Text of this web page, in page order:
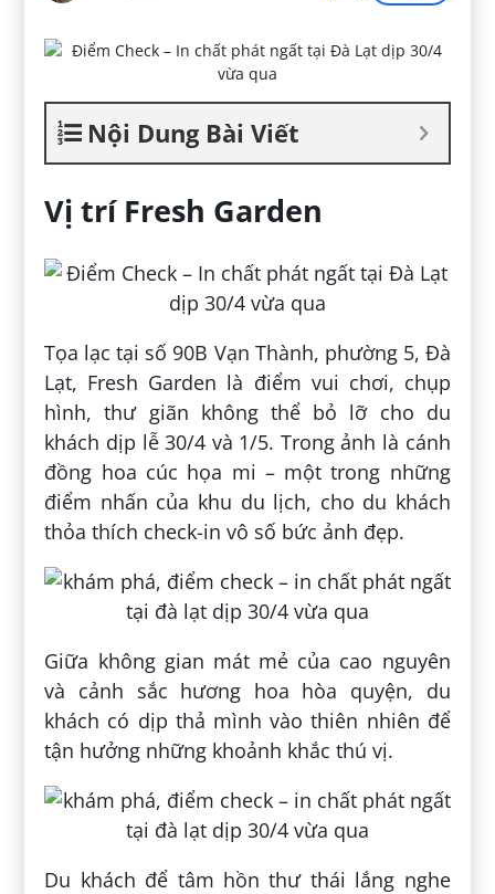
Nội Dung Bài Viết
Vị trí Fresh Garden
Tọa lạc tại số 90B Vạn Thành, phường 5, Đà
Lạt, Fresh Garden là điểm vui chơi, chụp
hình, thư giãn không thể bỏ lỡ cho du
khách dịp lễ 30/4 và 1/5. Trong ảnh là cánh
đồng hoa cúc họa mi – một trong những
điểm nhấn của khu du lịch, cho du khách
thỏa thích check-in vô số bức ảnh đẹp.
Giữa không gian mát mẻ của cao nguyên
và cảnh sắc hương hoa hòa quyện, du
khách có dịp thả mình vào thiên nhiên để
tận hưởng những khoảnh khắc thú vị.
Du khách để tâm hồn thư thái lắng nghe